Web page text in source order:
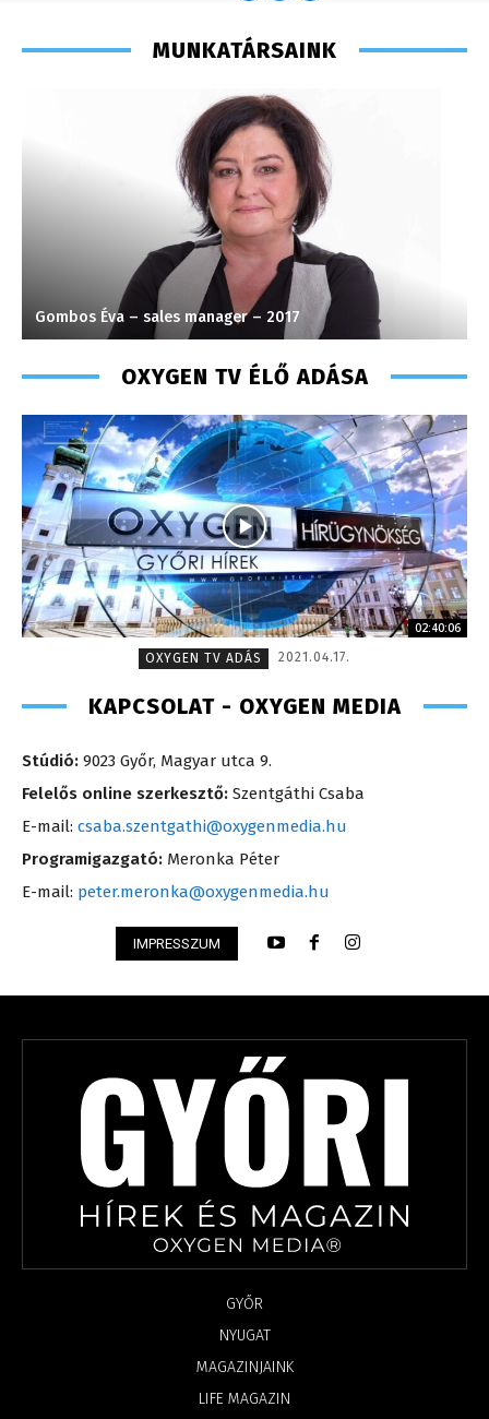
MUNKATÁRSAINK
Gombos Éva – sales manager – 2017
OXYGEN TV ÉLŐ ADÁSA
02:40:06
OXYGEN TV ADÁS
2021.04.17.
KAPCSOLAT - OXYGEN MEDIA
Stúdió: 9023 Győr, Magyar utca 9.
Felelős online szerkesztő: Szentgáthi Csaba
E-mail: csaba.szentgathi@oxygenmedia.hu
Programigazgató: Meronka Péter
E-mail: peter.meronka@oxygenmedia.hu
IMPRESSZUM
GYŐR
NYUGAT
MAGAZINJAINK
LIFE MAGAZIN